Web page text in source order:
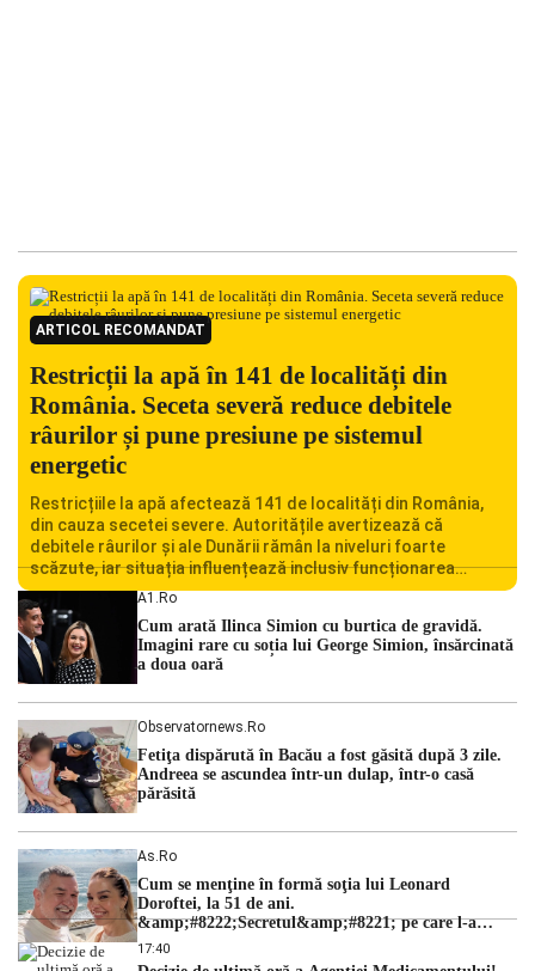
ARTICOL RECOMANDAT
Restricții la apă în 141 de localități din
România. Seceta severă reduce debitele
râurilor și pune presiune pe sistemul
energetic
Restricțiile la apă afectează 141 de localități din România,
din cauza secetei severe. Autoritățile avertizează că
debitele râurilor și ale Dunării rămân la niveluri foarte
scăzute, iar situația influențează inclusiv funcționarea
Centralei Nucleare de la Cernavodă. România se confruntă
cu una dintre cele mai dificile perioade din punct de vedere
hidrologic din ultimii ani. Lipsa […]
A1.ro
Cum arată Ilinca Simion cu burtica de gravidă.
Imagini rare cu soția lui George Simion, însărcinată
a doua oară
Observatornews.ro
Fetiţa dispărută în Bacău a fost găsită după 3 zile.
Andreea se ascundea într-un dulap, într-o casă
părăsită
As.ro
Cum se menţine în formă soţia lui Leonard
Doroftei, la 51 de ani.
&amp;#8222;Secretul&amp;#8221; pe care l-a
dezvăluit
17:40